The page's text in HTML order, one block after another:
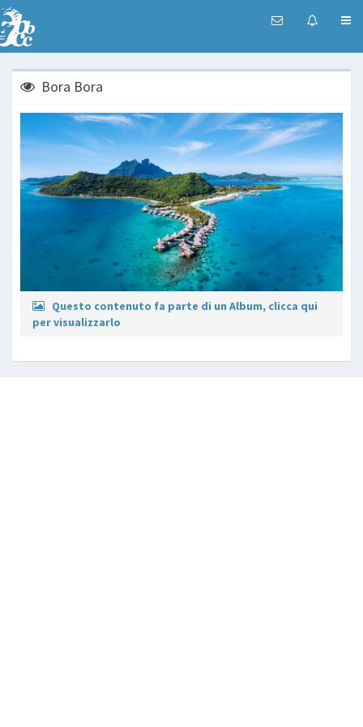
Bora Bora
Questo contenuto fa parte di un Album, clicca qui
per visualizzarlo